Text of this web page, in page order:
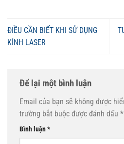
ĐIỀU CẦN BIẾT KHI SỬ DỤNG
KÍNH LASER
Để lại một bình luận
Email của bạn sẽ không được
trường bắt buộc được đánh dấu *
Bình luận*